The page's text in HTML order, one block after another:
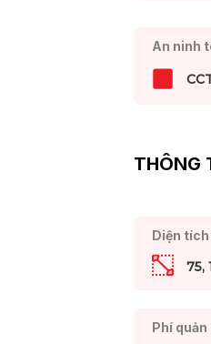
An ninh
THÔNG
Diện
75,
Phí quản